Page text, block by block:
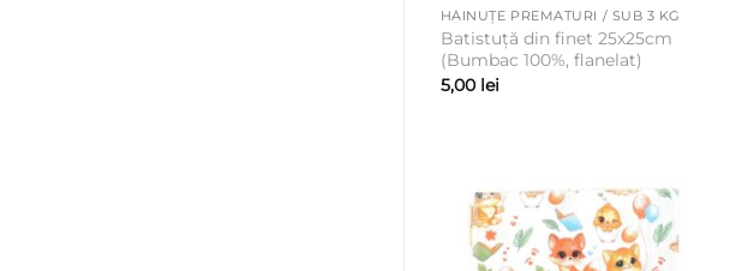
HĂINUȚE PREMATURI / SUB 3 KG
Batistuță din finet 25x25cm
(Bumbac 100%, flanelat)
5,00 lei